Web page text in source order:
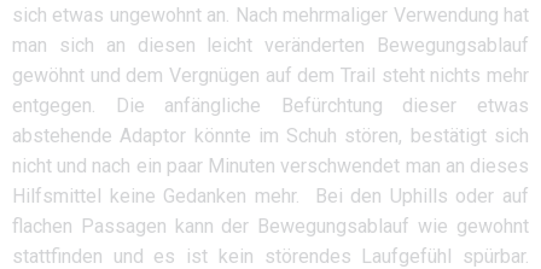
sich etwas ungewohnt an. Nach mehrmaliger Verwendung hat
man sich an diesen leicht veränderten Bewegungsablauf
gewöhnt und dem Vergnügen auf dem Trail steht nichts mehr
entgegen. Die anfängliche Befürchtung dieser etwas
abstehende Adaptor könnte im Schuh stören, bestätigt sich
nicht und nach ein paar Minuten verschwendet man an dieses
Hilfsmittel keine Gedanken mehr. Bei den Uphills oder auf
flachen Passagen kann der Bewegungsablauf wie gewohnt
stattfinden und es ist kein störendes Laufgefühl spürbar.